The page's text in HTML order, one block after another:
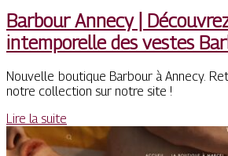
Barbour Annecy |
intemporelle des vestes
Nouvelle boutique Barbour à Annecy.
notre collection sur notre site !
Lire la suite